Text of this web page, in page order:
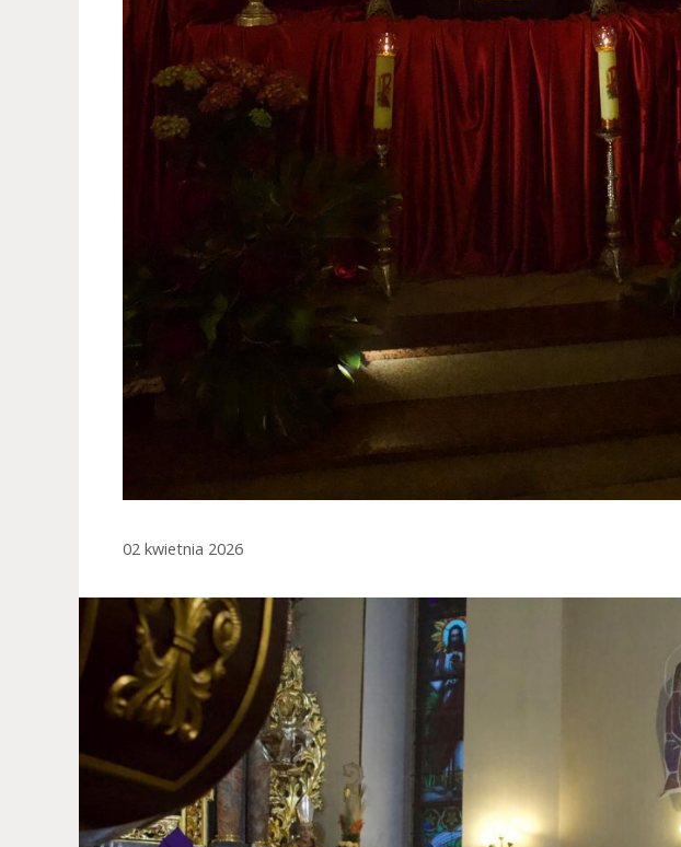
02 kwietnia 2026